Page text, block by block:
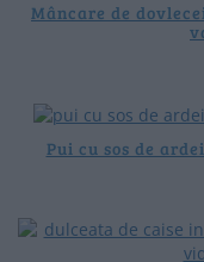
Mâncare de
Pui cu sos de